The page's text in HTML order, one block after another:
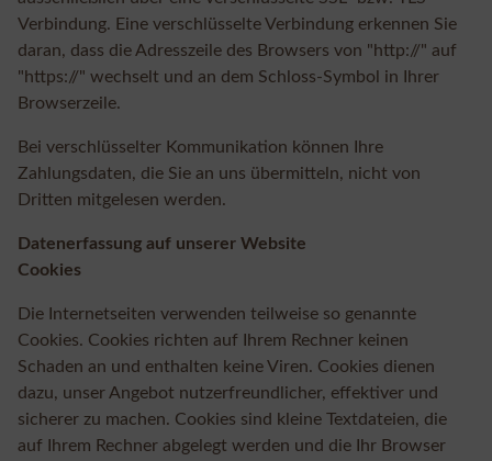
Verbindung. Eine verschlüsselte Verbindung erkennen Sie
daran, dass die Adresszeile des Browsers von "http://" auf
"https://" wechselt und an dem Schloss-Symbol in Ihrer
Browserzeile.
Bei verschlüsselter Kommunikation können Ihre
Zahlungsdaten, die Sie an uns übermitteln, nicht von
Dritten mitgelesen werden.
Datenerfassung auf unserer Website
Cookies
Die Internetseiten verwenden teilweise so genannte
Cookies. Cookies richten auf Ihrem Rechner keinen
Schaden an und enthalten keine Viren. Cookies dienen
dazu, unser Angebot nutzerfreundlicher, effektiver und
sicherer zu machen. Cookies sind kleine Textdateien, die
auf Ihrem Rechner abgelegt werden und die Ihr Browser